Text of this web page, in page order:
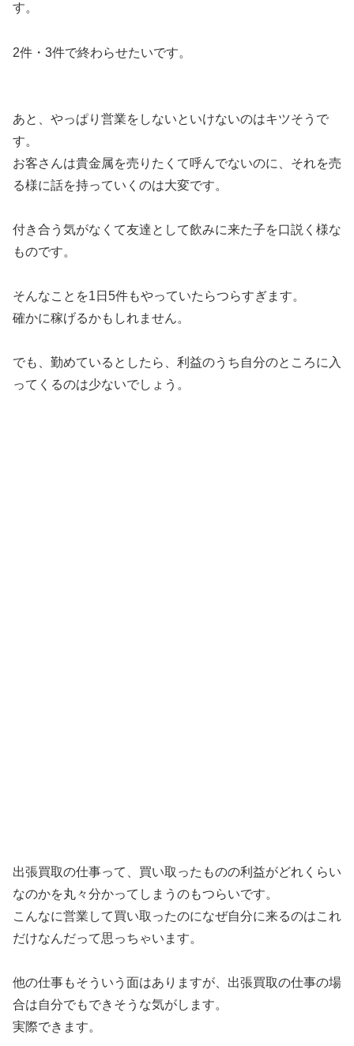
す。
2件・3件で終わらせたいです。
あと、やっぱり営業をしないといけないのはキツそうで
す。
お客さんは貴金属を売りたくて呼んでないのに、それを売
る様に話を持っていくのは大変です。
付き合う気がなくて友達として飲みに来た子を口説く様な
ものです。
そんなことを1日5件もやっていたらつらすぎます。
確かに稼げるかもしれません。
でも、勤めているとしたら、利益のうち自分のところに入
ってくるのは少ないでしょう。
出張買取の仕事って、買い取ったものの利益がどれくらい
なのかを丸々分かってしまうのもつらいです。
こんなに営業して買い取ったのになぜ自分に来るのはこれ
だけなんだって思っちゃいます。
他の仕事もそういう面はありますが、出張買取の仕事の場
合は自分でもできそうな気がします。
実際できます。